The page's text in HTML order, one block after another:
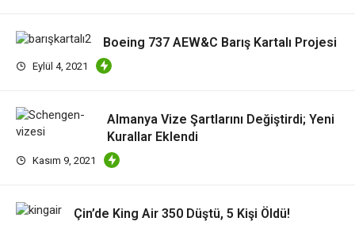
Boeing 737 AEW&C Barış Kartalı Projesi
Eylül 4, 2021
Almanya Vize Şartlarını Değiştirdi; Yeni
Kurallar Eklendi
Kasım 9, 2021
Çin’de King Air 350 Düştü, 5 Kişi Öldü!